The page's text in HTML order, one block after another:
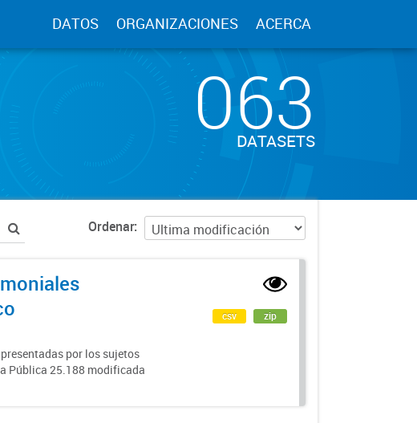
DATOS ORGANIZACIONES ACERCA
063
DATASETS
Ordenar
por los sujetos
Pública 25.188 modificada
csv zip